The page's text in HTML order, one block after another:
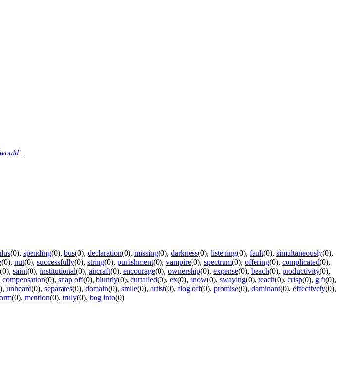
would`.
(0), spending(0), bus(0), declaration(0), missing(0), darkness(0), listening(0), fault(0), simultaneously(0),
(0), nut(0), successfully(0), string(0), punishment(0), vampire(0), spectrum(0), offering(0), complicated(0),
(0), saint(0), institutional(0), aircraft(0), encourage(0), ownership(0), expense(0), beach(0), productivity(0),
compensation(0), snap off(0), bluntly(0), curtailed(0), ex(0), snow(0), swaying(0), teach(0), crisp(0), gift(0),
, unheard(0), separates(0), domain(0), smile(0), artist(0), flog off(0), promise(0), dominant(0), effectively(0),
(0), mention(0), truly(0), bog into(0)